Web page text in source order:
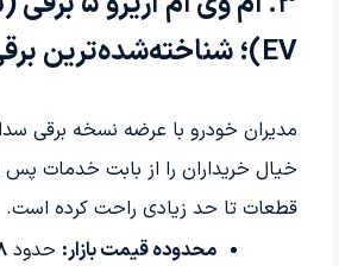
EV) ؛ شناخته‌شده‌ترین
مدیران‌ خودرو با عرضه نسخه برقی
خیال خریداران را از بابت خدمات
قطعات تا حد زیادی راحت کرده است.
محدوده قیمت بازار: حدود